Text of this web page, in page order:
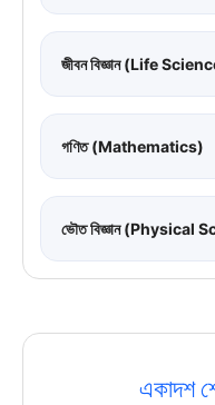
জীবন বিজ্ঞান (Life
গণিত (Mathematics)
ভৌত বিজ্ঞান (Physical
একাদশ